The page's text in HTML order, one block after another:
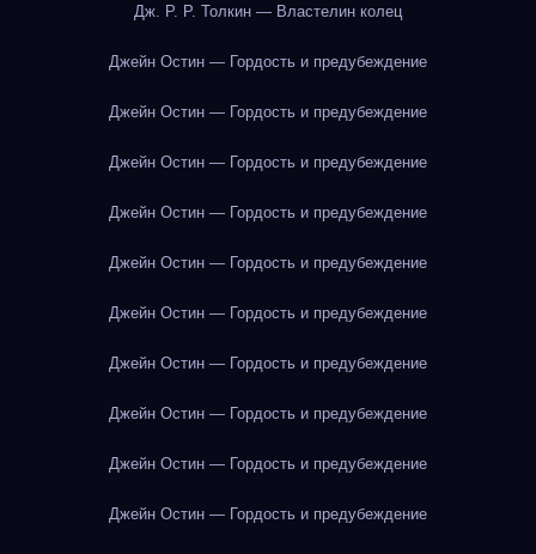
Дж. Р. Р. Толкин — Властелин колец
Джейн Остин — Гордость и предубеждение
Джейн Остин — Гордость и предубеждение
Джейн Остин — Гордость и предубеждение
Джейн Остин — Гордость и предубеждение
Джейн Остин — Гордость и предубеждение
Джейн Остин — Гордость и предубеждение
Джейн Остин — Гордость и предубеждение
Джейн Остин — Гордость и предубеждение
Джейн Остин — Гордость и предубеждение
Джейн Остин — Гордость и предубеждение